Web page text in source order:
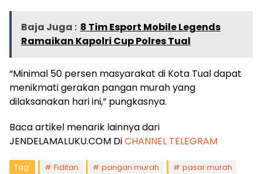
Baja Juga : 8 Tim Esport Mobile Legends
Ramaikan Kapolri Cup Polres Tual
“Minimal 50 persen masyarakat di Kota Tual dapat
menikmati gerakan pangan murah yang
dilaksanakan hari ini,” pungkasnya.
Baca artikel menarik lainnya dari
JENDELAMALUKU.COM DiCHANNEL TELEGRAM
Tag: Fiditan pangan murah
pasar murah